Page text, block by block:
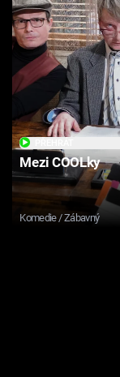
Mezi COOLky
Komedie / Zábavný